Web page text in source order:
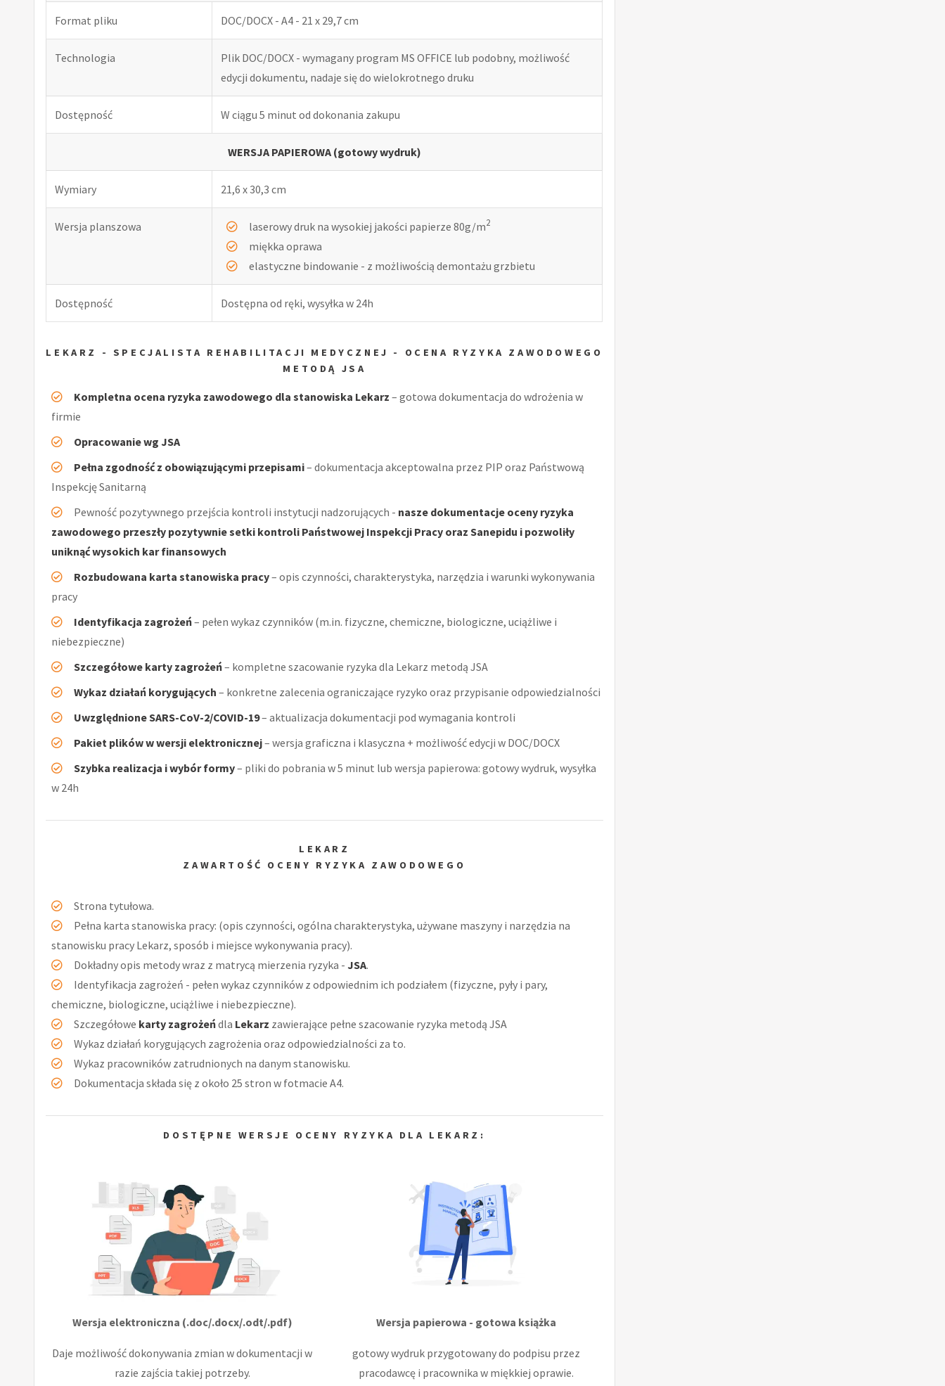
Format pliku DOC/DOCX - A4 - 21 x 29,7 cm
Technologia
Plik DOC/DOCX - wymagany program MS OFFICE lub podobny, możliwość
edycji dokumentu, nadaje się do wielokrotnego druku
Dostępność W ciągu 5 minut od dokonania zakupu
WERSJA PAPIEROWA (gotowy wydruk)
Wymiary 21,6 x 30,3 cm
Wersja planszowa laserowy druk na wysokiej jakości papierze 80g/m2
miękka oprawa
elastyczne bindowanie - z możliwością demontażu grzbietu
Dostępność Dostępna od ręki, wysyłka w 24h
LEKARZ - SPECJALISTA REHABILITACJI MEDYCZNEJ - OCENA RYZYKA ZAWODOWEGO
METODĄ JSA
Kompletna ocena ryzyka zawodowego dla stanowiska Lekarz – gotowa dokumentacja do wdrożenia w
firmie
Opracowanie wg JSA
Pełna zgodność z obowiązującymi przepisami– dokumentacja akceptowalna przez PIP oraz Państwową
Inspekcję Sanitarną
Pewność pozytywnego przejścia kontroli instytucji nadzorujących - nasze dokumentacje oceny ryzyka
zawodowego przeszły pozytywnie setki kontroli Państwowej Inspekcji Pracy oraz Sanepidu i pozwoliły
uniknąć wysokich kar finansowych
Rozbudowana karta stanowiska pracy– opis czynności, charakterystyka, narzędzia i warunki wykonywania
pracy
Identyfikacja zagrożeń– pełen wykaz czynników (m.in. fizyczne, chemiczne, biologiczne, uciążliwe i
niebezpieczne)
Szczegółowe karty zagrożeń– kompletne szacowanie ryzyka dla Lekarz metodą JSA
Wykaz działań korygujących – konkretne zalecenia ograniczające ryzyko oraz przypisanie odpowiedzialności
Uwzględnione SARS-CoV-2/COVID-19– aktualizacja dokumentacji pod wymagania kontroli
Pakiet plików w wersji elektronicznej– wersja graficzna i klasyczna + możliwość edycji w DOC/DOCX
Szybka realizacja i wybór formy– pliki do pobrania w 5 minut lub wersja papierowa: gotowy wydruk, wysyłka
w 24h
LEKARZ
ZAWARTOŚĆ OCENY RYZYKA ZAWODOWEGO
Strona tytułowa.
Pełna karta stanowiska pracy: (opis czynności, ogólna charakterystyka, używane maszyny i narzędzia na
stanowisku pracy Lekarz, sposób i miejsce wykonywania pracy).
Dokładny opis metody wraz z matrycą mierzenia ryzyka - JSA.
Identyfikacja zagrożeń - pełen wykaz czynników z odpowiednim ich podziałem (fizyczne, pyły i pary,
chemiczne, biologiczne, uciążliwe i niebezpieczne).
Szczegółowe karty zagrożeńdla Lekarz zawierające pełne szacowanie ryzyka metodą JSA
Wykaz działań korygujących zagrożenia oraz odpowiedzialności za to.
Wykaz pracowników zatrudnionych na danym stanowisku.
Dokumentacja składa się z około 25 stron w fotmacie A4.
DOSTĘPNE WERSJE OCENY RYZYKA DLA LEKARZ:
Wersja elektroniczna (.doc/.docx/.odt/.pdf)
Daje możliwość dokonywania zmian w dokumentacji w
razie zajścia takiej potrzeby.
Wersja papierowa - gotowa książka
gotowy wydruk przygotowany do podpisu przez
pracodawcę i pracownika w miękkiej oprawie.